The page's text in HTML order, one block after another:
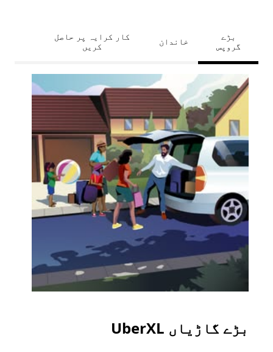
بڑے
گروپس
خاندان
کار کرایہ پر حاصل
کریں
بڑے گاڑیاں UberXL